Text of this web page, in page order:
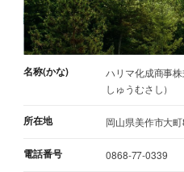
名称(かな)
ハリマ化成商事
しゅうむさし）
所在地 岡山県美作市大
電話番号 0868-77-0339